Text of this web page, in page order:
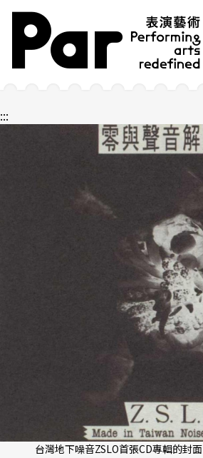
跳到主要內容區塊
網站導覽
:::
台灣地下噪音ZSLO首張CD專輯的封面